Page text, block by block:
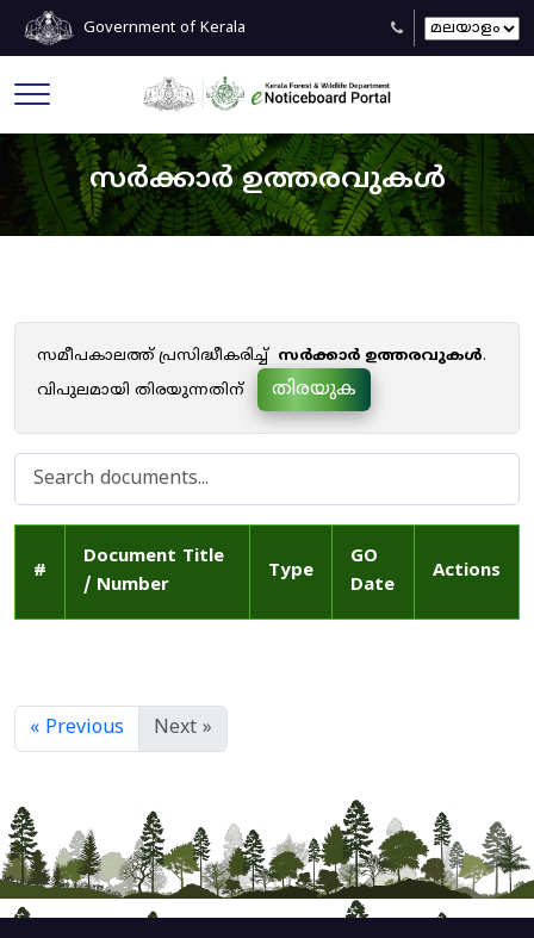
Government of Kerala
സർക്കാർ ഉത്തരവുകൾ
സമീപകാലത്ത് പ്രസിദ്ധീകരിച്ച് സർക്കാർ ഉത്തരവുകൾ.
വിപുലമായി തിരയുന്നതിന്
തിരയുക
#
Document Title
/ Number
Type
GO
Date
Actions
« Previous Next »